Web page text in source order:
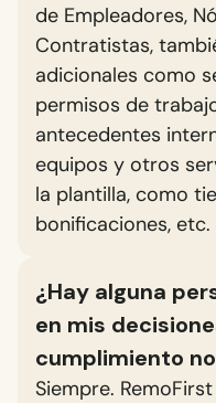
de Empleadores,
Contratistas,
adicionales como
permisos de
antecedentes
equipos y otros
la plantilla, como
bonificaciones, etc.
¿Hay alguna
en mis
cumplimiento
Siempre.